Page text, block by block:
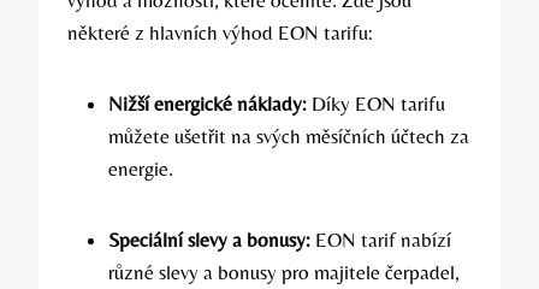
některé z hlavních výhod EON tarifu:
Nižší energické náklady: Díky EON tarifu
můžete ušetřit na svých měsíčních účtech za
energie.
Speciální slevy a bonusy: EON tarif nabízí
různé slevy a bonusy pro majitele čerpadel,